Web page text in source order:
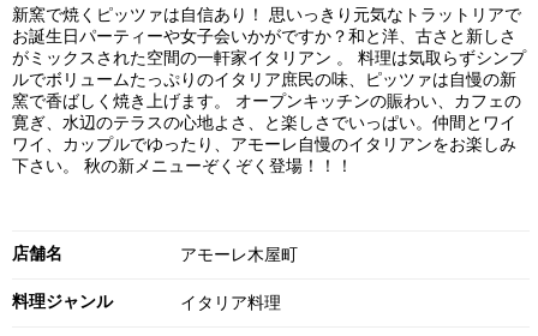
新窯で焼くピッツァは自信あり！ 思いっきり元気なトラットリアで
お誕生日パーティーや女子会いかがですか？和と洋、古さと新しさ
がミックスされた空間の一軒家イタリアン 。 料理は気取らずシンプ
ルでボリュームたっぷりのイタリア庶民の味、ピッツァは自慢の新
窯で香ばしく焼き上げます。 オープンキッチンの賑わい、カフェの
寛ぎ、水辺のテラスの心地よさ、と楽しさでいっぱい。仲間とワイ
ワイ、カップルでゆったり、アモーレ自慢のイタリアンをお楽しみ
下さい。 秋の新メニューぞくぞく登場！！！
店舗名 アモーレ木屋町
料理ジャンル イタリア料理